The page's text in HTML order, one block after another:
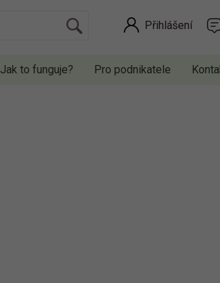
Přihlášení
Jak to funguje? Pro podnikatele